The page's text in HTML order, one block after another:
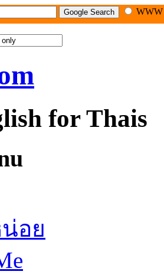
for Thais
อย